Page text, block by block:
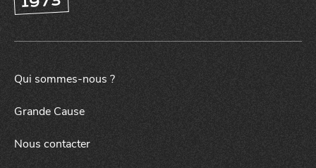
Qui sommes-nous ?
Grande Cause
Nous contacter